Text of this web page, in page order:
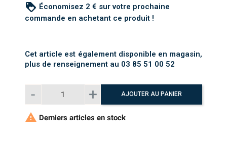
loyalty Économisez 2 € sur votre prochaine
commande en achetant ce produit !
Cet article est également disponible en magasin,
plus de renseignement au 03 85 51 00 52
AJOUTER AU PANIER
 Derniers articles en stock